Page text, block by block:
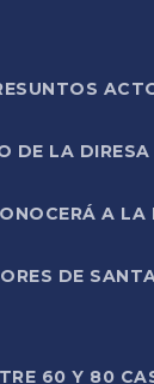
DE LA
A
DE
60 Y 80